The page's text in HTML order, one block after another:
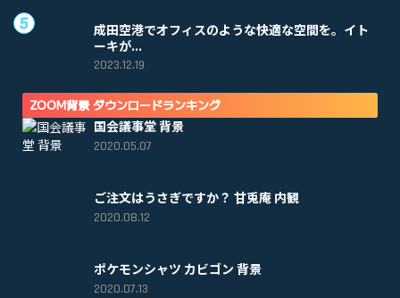
成田空港でオフィスのような快適な空間を。イト
ーキが...
2023.12.19
ZOOM背景 ダウンロードランキング
国会議事堂 背景
2020.05.07
ご注文はうさぎですか？ 甘兎庵 内観
2020.08.12
ポケモンシャツ カビゴン 背景
2020.07.13